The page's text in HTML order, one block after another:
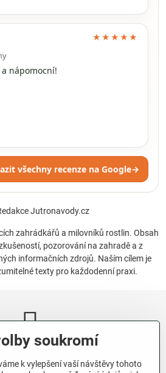
★★★★★
nápomocní!
všechny recenze na Google→
Jutronavody.cz
zahrádkářů a milovníků rostlin. Obsah
pozorování na zahradě a z
informačních zdrojů. Naším cílem je
texty pro každodenní praxi.
naše novinky:
soukromí
k vylepšení vaší návštěvy tohoto